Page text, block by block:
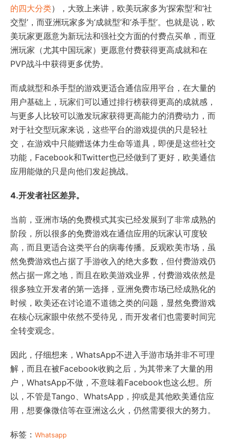
的四大分类），大致上来讲，欧美玩家多为‘探索型’和‘社
交型’，而亚洲玩家多为‘成就型’和‘杀手型’。也就是说，欧
美玩家更愿意为新玩法和强社交方面的付费点买单，而亚
洲玩家（尤其中国玩家）更愿意付费获得更高成就和在
PVP战斗中获得更多优势。
而成就型和杀手型的游戏更适合通信应用平台，在大量的
用户基础上，玩家们可以通过排行榜获得更高的成就感，
与更多人比较可以激发玩家获得更高能力的消费动力，而
对于社交型玩家来说，这些平台的游戏提供的只是轻社
交，在游戏中只能赠送体力生命等道具，即便是这些社交
功能，Facebook和Twitter也已经做到了更好，欧美通信
应用能做的只是向他们发起挑战。
4.开发者社区差异。
当前，亚洲市场的免费模式其实已经发展到了非常成熟的
阶段，所以很多的免费游戏在通信应用的玩家认可度较
高，而且更适合这类平台的病毒传播。反观欧美市场，虽
然免费游戏也占据了手游收入的绝大多数，但付费游戏仍
然占据一席之地，而且在欧美游戏业界，付费游戏依然是
很多独立开发者的第一选择，亚洲免费市场已经成熟化的
时候，欧美还在讨论道不道德之类的问题，显然免费游戏
在核心玩家眼中依然不受待见，而开发者们也需要时间完
全转变观念。
因此，仔细想来，WhatsApp不进入手游市场并非不可理
解，而且在被Facebook收购之后，为其带来了大量的用
户，WhatsApp不做，不意味着Facebook也这么想。所
以，不管是Tango、WhatsApp，抑或是其他欧美通信应
用，想要像微信等在亚洲这么火，仍然需要很大的努力。
标签： Whatsapp